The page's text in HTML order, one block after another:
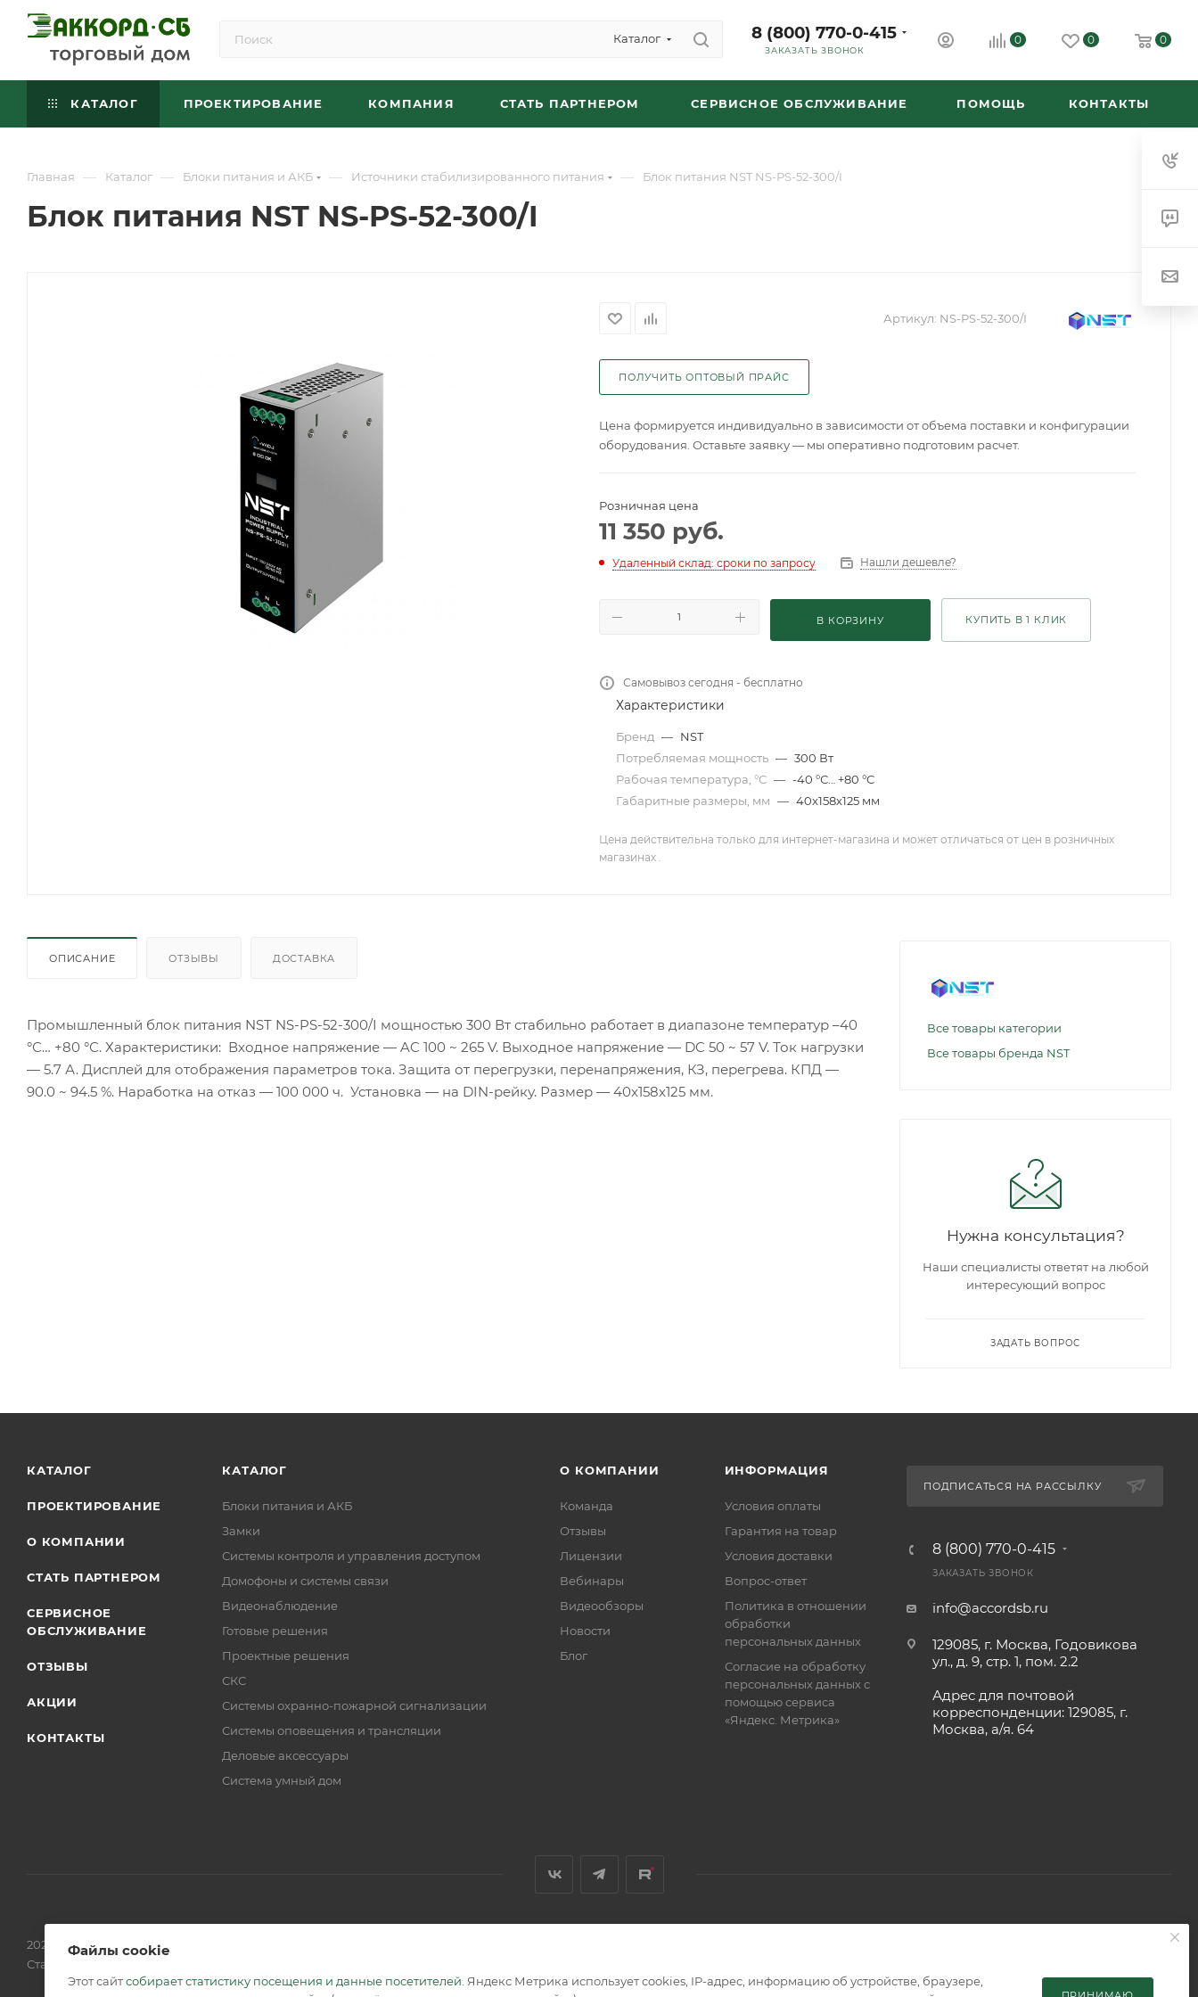
Каталог 8 (800) 770-0-415
ЗАКАЗАТЬ ЗВОНОК
0 0 0
КАТАЛОГ ПРОЕКТИРОВАНИЕ КОМПАНИЯ СТАТЬ ПАРТНЕРОМ СЕРВИСНОЕ ОБСЛУЖИВАНИЕ ПОМОЩЬ КОНТАКТЫ
Главная — Каталог — Блоки питания и АКБ — Источники стабилизированного питания — Блок питания NST NS-PS-52-300/I
Блок питания NST NS-PS-52-300/I
Артикул: NS-PS-52-300/I
ПОЛУЧИТЬ ОПТОВЫЙ ПРАЙС
Цена формируется индивидуально в зависимости от объема поставки и конфигурации
оборудования. Оставьте заявку — мы оперативно подготовим расчет.
Розничная цена
11 350 руб.
Удаленный склад: сроки по запросу Нашли дешевле?
В КОРЗИНУ КУПИТЬ В 1 КЛИК
Самовывоз сегодня - бесплатно
Характеристики
Бренд — NST
Потребляемая мощность — 300 Вт
Рабочая температура, °С — -40 °С… +80 °С
Габаритные размеры, мм — 40x158x125 мм
Цена действительна только для интернет-магазина и может отличаться от цен в розничных
магазинах .
ОПИСАНИЕ ОТЗЫВЫ ДОСТАВКА
Промышленный блок питания NST NS-PS-52-300/I мощностью 300 Вт стабильно работает в диапазоне температур –40
°С… +80 °С. Характеристики: Входное напряжение — AC 100 ~ 265 V. Выходное напряжение — DC 50 ~ 57 V. Ток нагрузки
— 5.7 А. Дисплей для отображения параметров тока. Защита от перегрузки, перенапряжения, КЗ, перегрева. КПД —
90.0 ~ 94.5 %. Наработка на отказ — 100 000 ч. Установка — на DIN-рейку. Размер — 40x158x125 мм.
Все товары категории
Все товары бренда NST
Нужна консультация?
Наши специалисты ответят на любой
интересующий вопрос
ЗАДАТЬ ВОПРОС
КАТАЛОГ
ПРОЕКТИРОВАНИЕ
О КОМПАНИИ
СТАТЬ ПАРТНЕРОМ
СЕРВИСНОЕ
ОБСЛУЖИВАНИЕ
ОТЗЫВЫ
АКЦИИ
КОНТАКТЫ
КАТАЛОГ
Блоки питания и АКБ
Замки
Системы контроля и управления доступом
Домофоны и системы связи
Видеонаблюдение
Готовые решения
Проектные решения
СКС
Системы охранно-пожарной сигнализации
Системы оповещения и трансляции
Деловые аксессуары
Система умный дом
О КОМПАНИИ
Команда
Отзывы
Лицензии
Вебинары
Видеообзоры
Новости
Блог
ИНФОРМАЦИЯ
Условия оплаты
Гарантия на товар
Условия доставки
Вопрос-ответ
Политика в отношении
обработки
персональных данных
Согласие на обработку
персональных данных с
помощью сервиса
«Яндекс. Метрика»
ПОДПИСАТЬСЯ НА РАССЫЛКУ
8 (800) 770-0-415
ЗАКАЗАТЬ ЗВОНОК
info@accordsb.ru
129085, г. Москва, Годовикова
ул., д. 9, стр. 1, пом. 2.2
Адрес для почтовой
корреспонденции: 129085, г.
Москва, а/я. 64
2026 © Обращаем Ваше внимание на то, что вся информация, размещенная на сайте, носит информационный характер и не является публичной офертой, определяемой положениями
Статьи 437 (2) ГК РФ.
Файлы cookie
Этот сайтсобирает статистику посещения и данные посетителей . Яндекс Метрика использует cookies, IP-адрес, информацию об устройстве, браузере,